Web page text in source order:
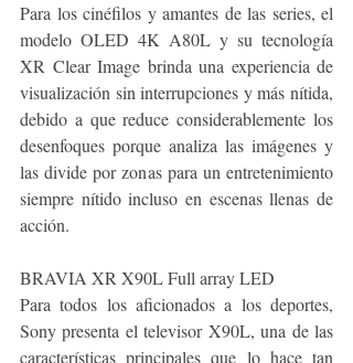
Para los cinéfilos y amantes de las series, el
modelo OLED 4K A80L y su tecnología
XR Clear Image brinda una experiencia de
visualización sin interrupciones y más nítida,
debido a que reduce considerablemente los
desenfoques porque analiza las imágenes y
las divide por zonas para un entretenimiento
siempre nítido incluso en escenas llenas de
acción.
BRAVIA XR X90L Full array LED
Para todos los aficionados a los deportes,
Sony presenta el televisor X90L, una de las
características principales que lo hace tan